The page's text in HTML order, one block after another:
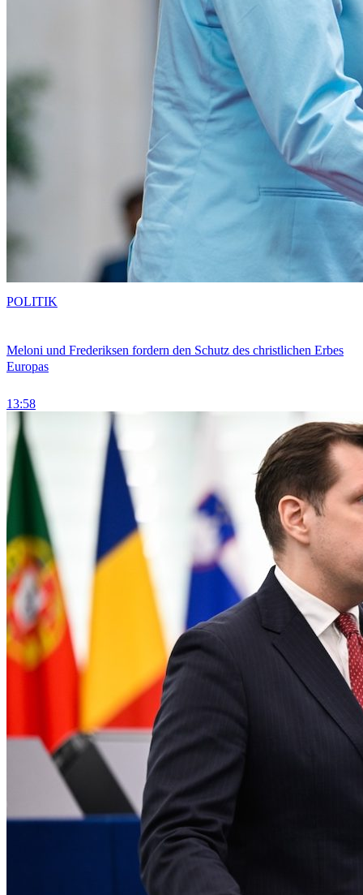
Meloni und Frederiksen fordern den Schutz des christlichen Erbes
Europas
13:58
POLITIK